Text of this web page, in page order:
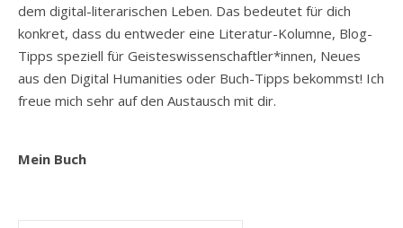
dem digital-literarischen Leben. Das bedeutet für dich
konkret, dass du entweder eine Literatur-Kolumne, Blog-
Tipps speziell für Geisteswissenschaftler*innen, Neues
aus den Digital Humanities oder Buch-Tipps bekommst! Ich
freue mich sehr auf den Austausch mit dir.
Mein Buch